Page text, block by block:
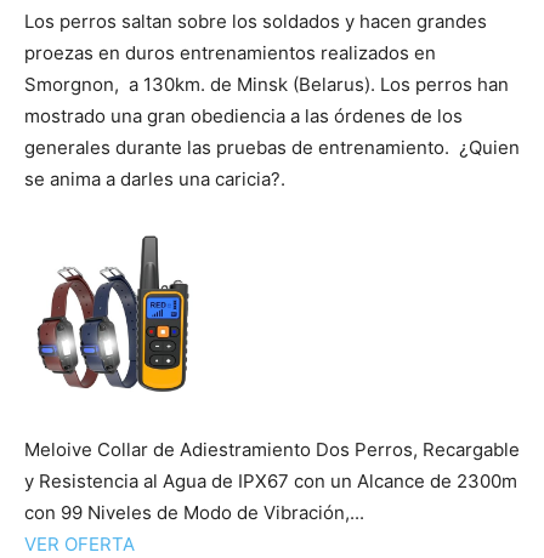
Perros
de
Los perros saltan sobre los soldados y hacen grandes
proezas en duros entrenamientos realizados en
Smorgnon, a 130km. de Minsk (Belarus). Los perros han
mostrado una gran obediencia a las órdenes de los
generales durante las pruebas de entrenamiento. ¿Quien
se anima a darles una caricia?.
Meloive Collar de Adiestramiento Dos Perros, Recargable
y Resistencia al Agua de IPX67 con un Alcance de 2300m
con 99 Niveles de Modo de Vibración,...
VER OFERTA